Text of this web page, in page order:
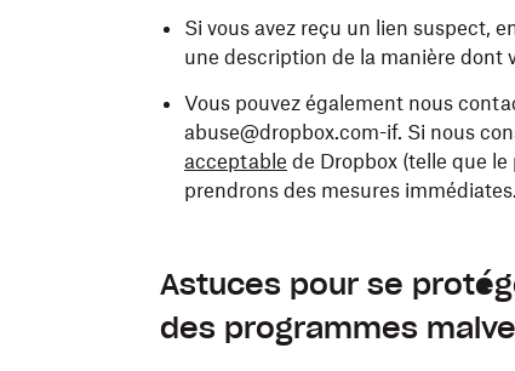
Si vous avez reçu un lien suspect,
une description de la manière dont
Vous pouvez également nous
abuse@dropbox.com-if. Si nous
acceptable de Dropbox (telle que
prendrons des mesures immédiates.
Astuces pour se
des programmes